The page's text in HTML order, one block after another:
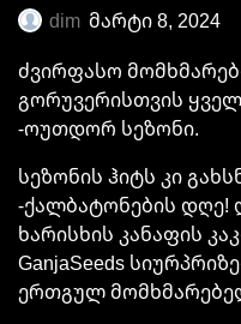
dim მარტი 8, 2024
ძვირფასო
გორუვერისთვის
-ოუთდორ სეზონი.
სეზონის ჰიტს კი
-ქალბატონების დღე!
ხარისხის კანაფის
GanjaSeeds
ერთგულ